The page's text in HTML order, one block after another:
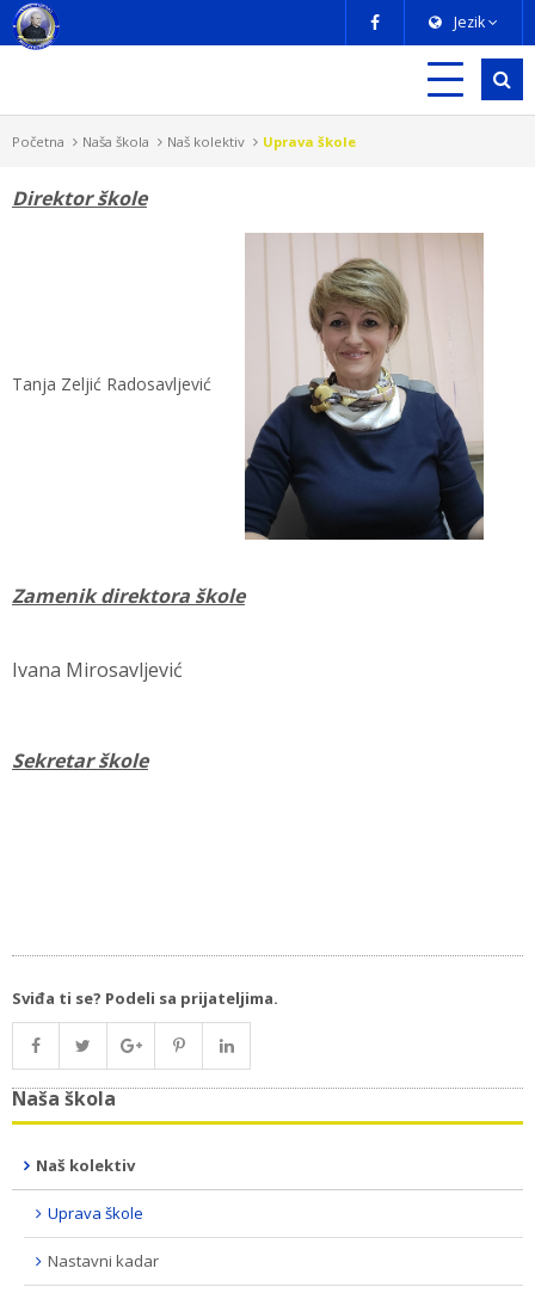
Jezik
Početna Naša škola Naš kolektiv Uprava škole
Direktor škole
Tanja Zeljić Radosavljević
Zamenik direktora škole
Ivana Mirosavljević
Sekretar škole
Sviđa ti se? Podeli sa prijateljima.
Naša škola
Naš kolektiv
Uprava škole
Nastavni kadar